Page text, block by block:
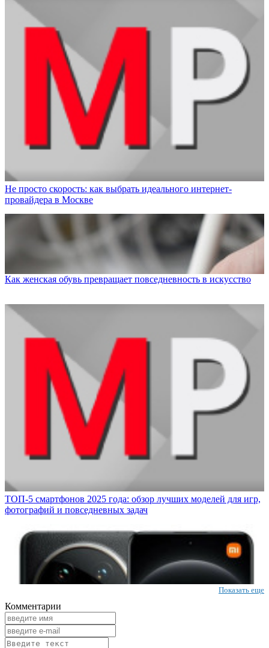
Не просто скорость: как выбрать идеального интернет-
провайдера в Москве
Как женская обувь превращает повседневность в искусство
ТОП-5 смартфонов 2025 года: обзор лучших моделей для игр,
фотографий и повседневных задач
Показать еще
Комментарии